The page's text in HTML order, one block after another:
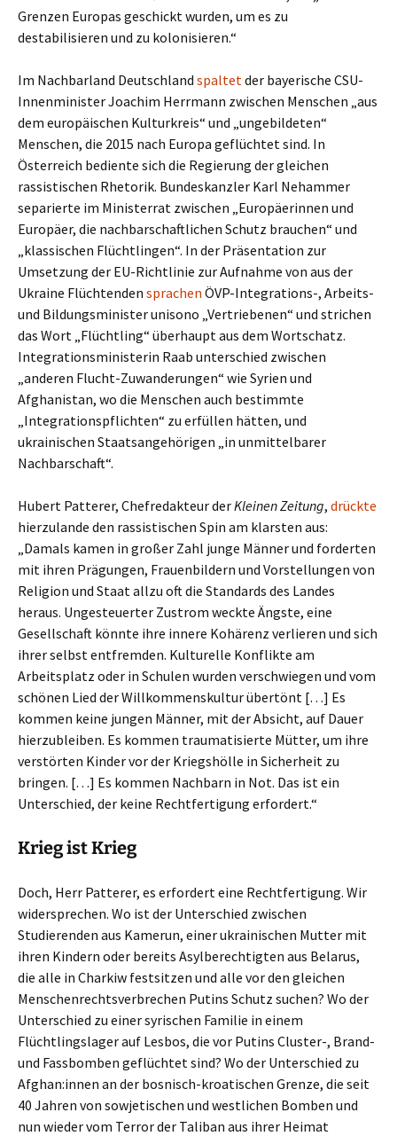
Grenzen Europas geschickt wurden, um es zu
destabilisieren und zu kolonisieren.“
Im Nachbarland Deutschland spaltet der bayerische CSU-
Innenminister Joachim Herrmann zwischen Menschen „aus
dem europäischen Kulturkreis“ und „ungebildeten“
Menschen, die 2015 nach Europa geflüchtet sind. In
Österreich bediente sich die Regierung der gleichen
rassistischen Rhetorik. Bundeskanzler Karl Nehammer
separierte im Ministerrat zwischen „Europäerinnen und
Europäer, die nachbarschaftlichen Schutz brauchen“ und
„klassischen Flüchtlingen“. In der Präsentation zur
Umsetzung der EU-Richtlinie zur Aufnahme von aus der
Ukraine Flüchtenden sprachen ÖVP-Integrations-, Arbeits-
und Bildungsminister unisono „Vertriebenen“ und strichen
das Wort „Flüchtling“ überhaupt aus dem Wortschatz.
Integrationsministerin Raab unterschied zwischen
„anderen Flucht-Zuwanderungen“ wie Syrien und
Afghanistan, wo die Menschen auch bestimmte
„Integrationspflichten“ zu erfüllen hätten, und
ukrainischen Staatsangehörigen „in unmittelbarer
Nachbarschaft“.
Hubert Patterer, Chefredakteur derKleinen Zeitung, drückte
hierzulande den rassistischen Spin am klarsten aus:
„Damals kamen in großer Zahl junge Männer und forderten
mit ihren Prägungen, Frauenbildern und Vorstellungen von
Religion und Staat allzu oft die Standards des Landes
heraus. Ungesteuerter Zustrom weckte Ängste, eine
Gesellschaft könnte ihre innere Kohärenz verlieren und sich
ihrer selbst entfremden. Kulturelle Konflikte am
Arbeitsplatz oder in Schulen wurden verschwiegen und vom
schönen Lied der Willkommenskultur übertönt […] Es
kommen keine jungen Männer, mit der Absicht, auf Dauer
hierzubleiben. Es kommen traumatisierte Mütter, um ihre
verstörten Kinder vor der Kriegshölle in Sicherheit zu
bringen. […] Es kommen Nachbarn in Not. Das ist ein
Unterschied, der keine Rechtfertigung erfordert.“
Krieg ist Krieg
Doch, Herr Patterer, es erfordert eine Rechtfertigung. Wir
widersprechen. Wo ist der Unterschied zwischen
Studierenden aus Kamerun, einer ukrainischen Mutter mit
ihren Kindern oder bereits Asylberechtigten aus Belarus,
die alle in Charkiw festsitzen und alle vor den gleichen
Menschenrechtsverbrechen Putins Schutz suchen? Wo der
Unterschied zu einer syrischen Familie in einem
Flüchtlingslager auf Lesbos, die vor Putins Cluster-, Brand-
und Fassbomben geflüchtet sind? Wo der Unterschied zu
Afghan:innen an der bosnisch-kroatischen Grenze, die seit
40 Jahren von sowjetischen und westlichen Bomben und
nun wieder vom Terror der Taliban aus ihrer Heimat